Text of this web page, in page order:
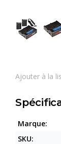
Ajouter à la
Marque:
SKU: